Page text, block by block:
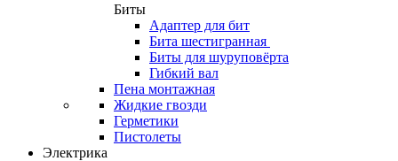
Биты
Адаптер для бит
Бита шестигранная
Биты для шуруповёрта
Гибкий вал
Пена монтажная
Жидкие гвозди
Герметики
Пистолеты
Электрика